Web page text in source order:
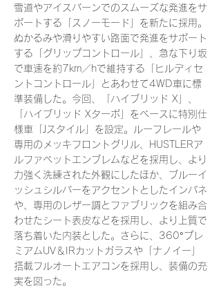
雪道やアイスバーンでのスムーズな発進をサ
ポートする「スノーモード」を新たに採用。
ぬかるみや滑りやすい路面で発進をサポート
する「グリップコントロール」、急な下り坂
で車速を約7km／hで維持する「ヒルディセ
ントコントロール」とあわせて4WD車に標
準装備した。今回、「ハイブリッド X」、
「ハイブリッド Xターボ」をベースに特別仕
様車「Jスタイル」を設定。ルーフレールや
専用のメッキフロントグリル、HUSTLERア
ルファベットエンブレムなどを採用し、より
力強く洗練された外観にしたほか、ブルーイ
ッシュシルバーをアクセントとしたインパネ
や、専用のレザー調とファブリックを組み合
わせたシート表皮などを採用し、より上質で
落ち着いた内装とした。さらに、360°プレ
ミアムUV＆IRカットガラスや「ナノイー」
搭載フルオートエアコンを採用し、装備の充
実を図った。